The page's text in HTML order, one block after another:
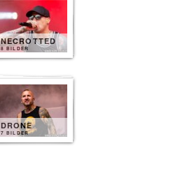
NECROTTED
8 BILDER
DRONE
7 BILDER